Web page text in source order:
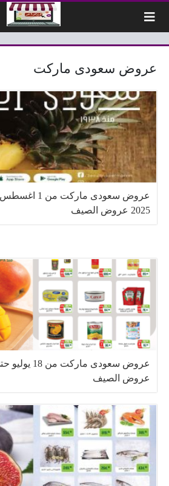
عروض سعودى ماركت
2025 عروض الصيف
عروض الصيف